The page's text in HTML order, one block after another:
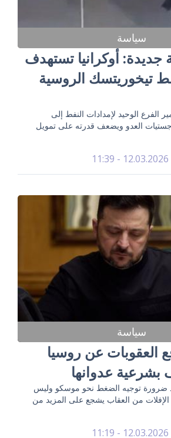
سياسة
جديدة: أوكرانيا تستهدف
تيخوريتسك الروسية
الفرع الوحيد لإمدادات النفط إلى
العدو ويضعف قدرته على تمويل
12.03.2026 - 11:39
سياسة
العقوبات عن روسيا
بشرعية عدوانها
ضرورة توجيه الضغط نحو موسكو وليس
من العقاب يشجع على المزيد من
12.03.2026 - 11:19